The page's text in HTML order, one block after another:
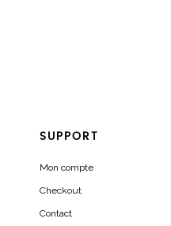
SUPPORT
Mon compte
Checkout
Contact